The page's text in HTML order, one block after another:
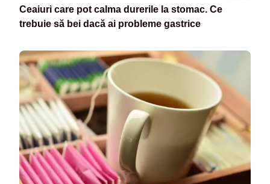
Ceaiuri care pot calma durerile la stomac. Ce
trebuie să bei dacă ai probleme gastrice